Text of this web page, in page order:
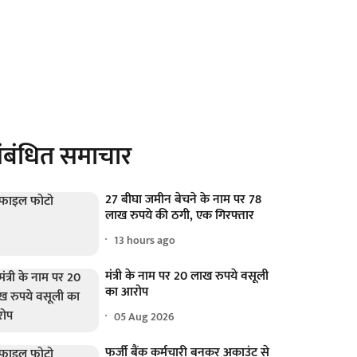
समाचार
27 बीघा जमीन बेचने के नाम पर 78
लाख रुपये की ठगी, एक गिरफ्तार
13 hours ago
मंत्री के नाम पर 20 लाख रुपये वसूली
का आरोप
05 Aug 2026